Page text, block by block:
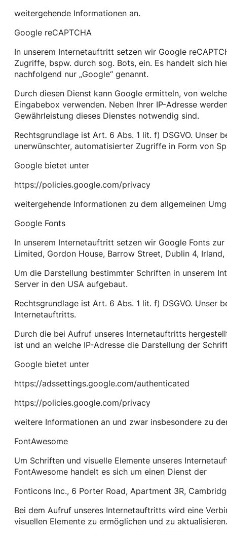
weitergehende Informationen an.
Google reCAPTCHA
In unserem Internetauftritt setzen wir Google
Zugriffe, bspw. durch sog. Bots, ein. Es handelt sich
nachfolgend nur „Google“ genannt.
Durch diesen Dienst kann Google ermitteln, von
Eingabebox verwenden. Neben Ihrer IP-Adresse
Gewährleistung dieses Dienstes notwendig sind.
Rechtsgrundlage ist Art. 6 Abs. 1 lit. f) DSGVO.
unerwünschter, automatisierter Zugriffe in Form von
Google bietet unter
https://policies.google.com/privacy
weitergehende Informationen zu dem allgemeinen
Google Fonts
In unserem Internetauftritt setzen wir Google Fonts
Limited, Gordon House, Barrow Street, Dublin 4,
Um die Darstellung bestimmter Schriften in unserem
Server in den USA aufgebaut.
Rechtsgrundlage ist Art. 6 Abs. 1 lit. f) DSGVO.
Internetauftritts.
Durch die bei Aufruf unseres Internetauftritts
ist und an welche IP-Adresse die Darstellung der
Google bietet unter
https://adssettings.google.com/authenticated
https://policies.google.com/privacy
weitere Informationen an und zwar insbesondere zu
FontAwesome
Um Schriften und visuelle Elemente unseres
FontAwesome handelt es sich um einen Dienst der
Fonticons Inc., 6 Porter Road, Apartment 3R,
Bei dem Aufruf unseres Internetauftritts wird eine
visuellen Elemente zu ermöglichen und zu aktualisieren.